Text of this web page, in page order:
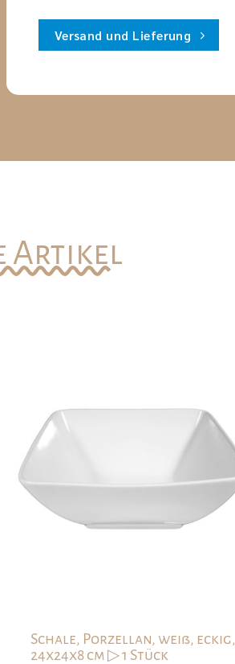
Versand und Lieferung
Artikel
Schale, Porzellan, weiß, eckig,
24x24x8 cm ▷ 1 Stück